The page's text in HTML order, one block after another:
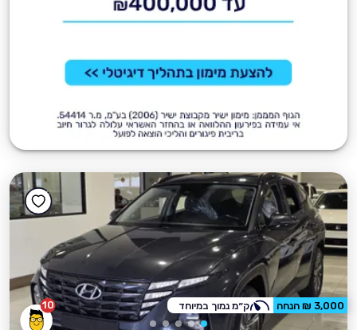
10 3,000 ₪ הנחה ק״מ נמוך במיוחד